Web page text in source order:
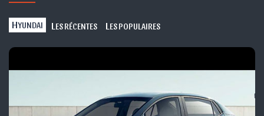
HYUNDAI L ES RÉCENTES L ES POPULAIRES